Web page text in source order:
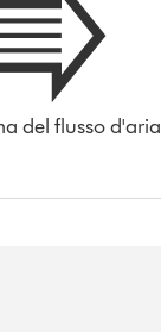
del flusso d'aria